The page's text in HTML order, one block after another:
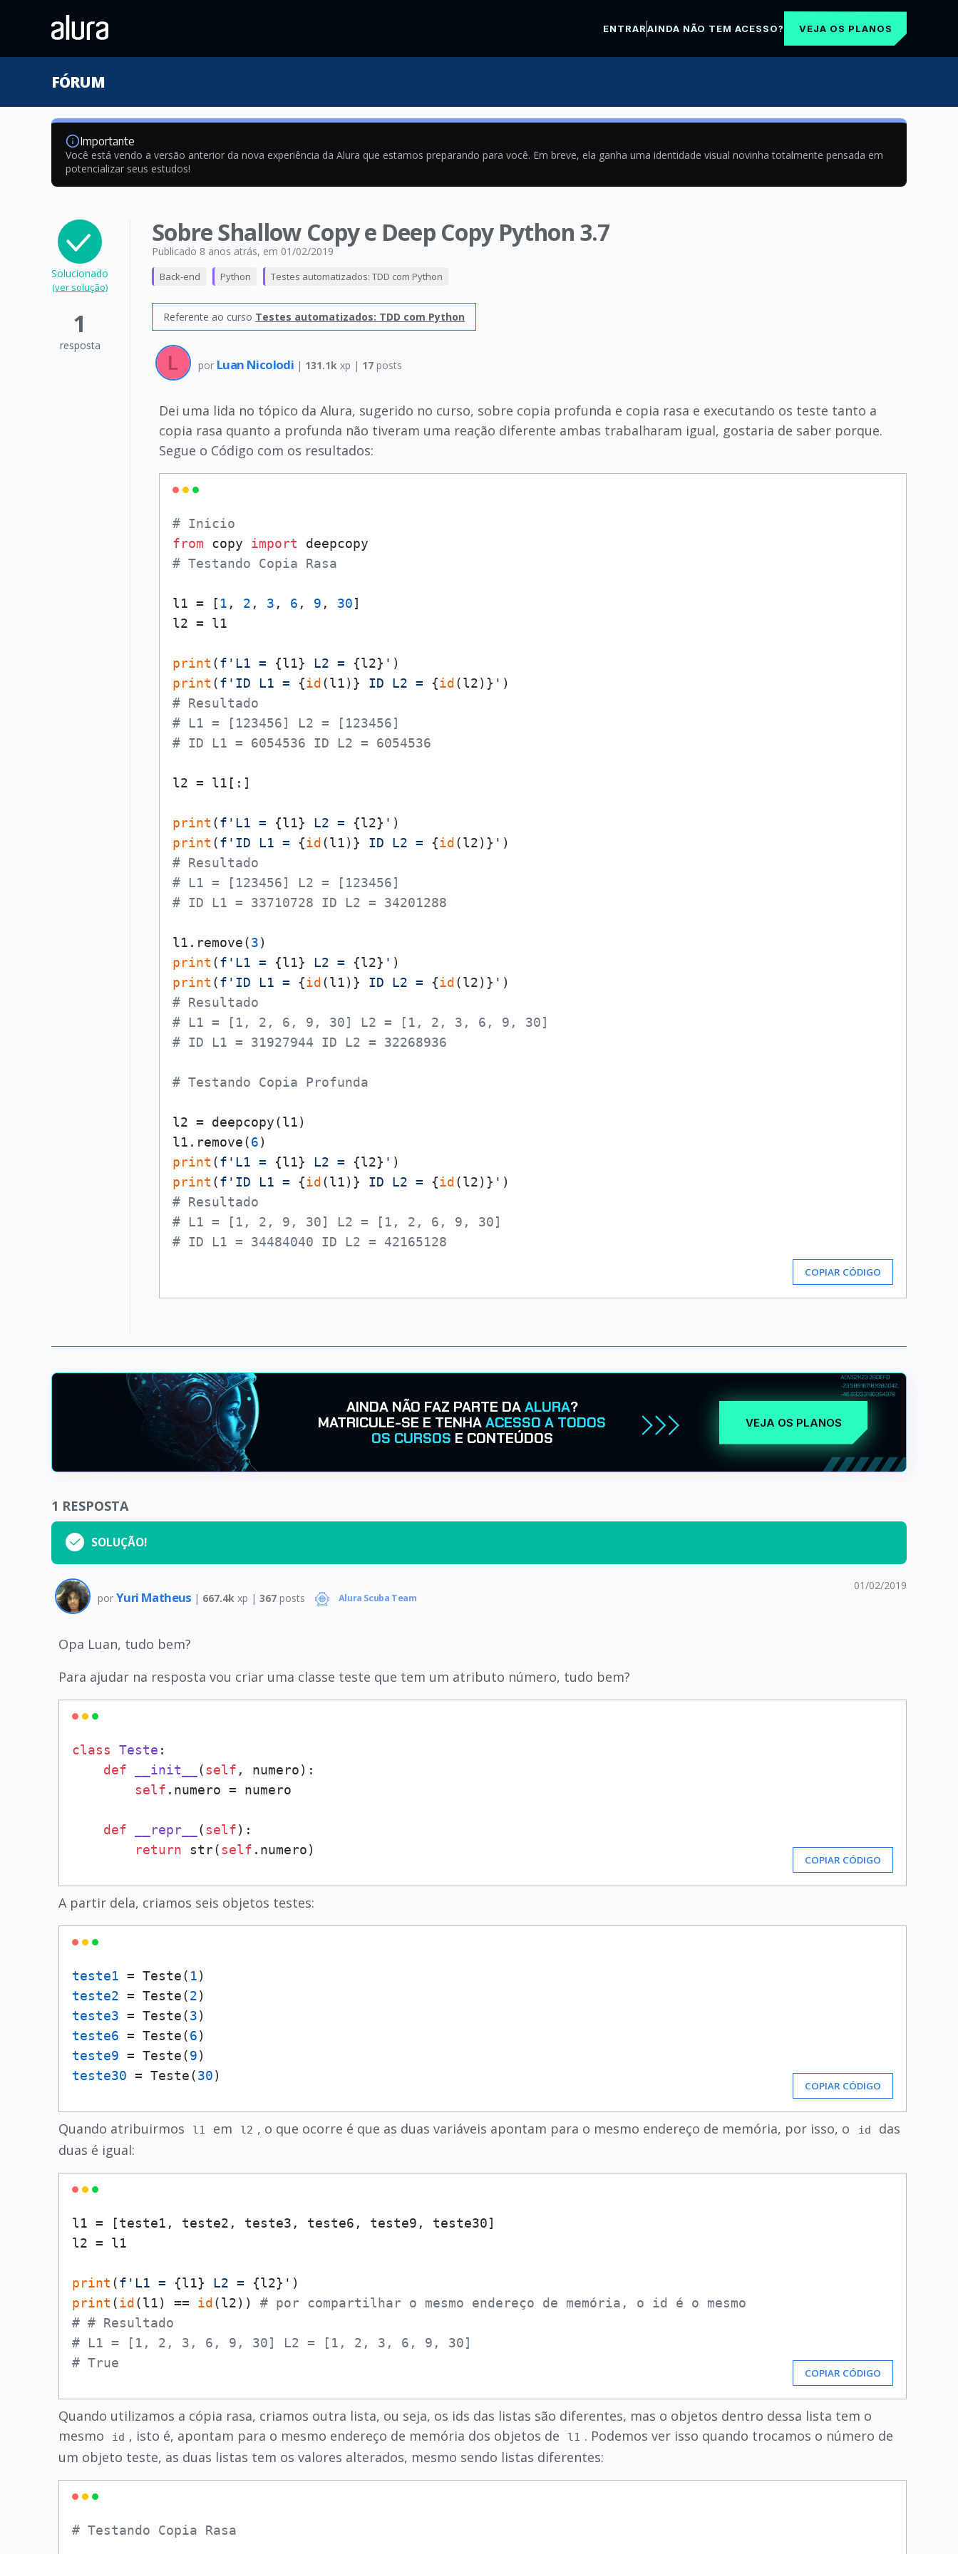
ENTRARAINDA NÃO TEM ACESSO? VEJA OS PLANOS
FÓRUM
Importante
Você está vendo a versão anterior da nova experiência da Alura que estamos preparando para você. Em breve, ela ganha uma identidade visual novinha totalmente pensada em
potencializar seus estudos!
Solucionado
(ver solução)
1
resposta
Sobre Shallow Copy e Deep Copy Python 3.7
Publicado 8 anos atrás, em 01/02/2019
Back-end Python Testes automatizados: TDD com Python
Referente ao curso Testes automatizados: TDD com Python
por Luan Nicolodi | 131.1k xp | 17posts
Dei uma lida no tópico da Alura, sugerido no curso, sobre copia profunda e copia rasa e executando os teste tanto a
copia rasa quanto a profunda não tiveram uma reação diferente ambas trabalharam igual, gostaria de saber porque.
Segue o Código com os resultados:
# Inicio
from copy import
# Testando Copia Rasa
l1 = [ 1 , 2 , 3 , 6 , 9 , 30]
l2 = l1
print (f'L1 = {l1} L2 = {l2} '
print (f'ID L1 = {id (l1)} ID L2 = {id (l2)} '
# Resultado
# L1 = [123456] L2 = [123456]
# ID L1 = 6054536 ID L2 = 6054536
l2 = l1[:]
print (f'L1 = {l1} L2 = {l2} '
print (f'ID L1 = {id (l1)} ID L2 = {id (l2)} '
# Resultado
# L1 = [123456] L2 = [123456]
# ID L1 = 33710728 ID L2 = 34201288
l1.remove(3
print (f'L1 = {l1} L2 = {l2} '
print (f'ID L1 = {id (l1)} ID L2 = {id (l2)} '
# Resultado
# L1 = [1, 2, 6, 9, 30] L2 = [1, 2, 3, 6, 9, 30]
# ID L1 = 31927944 ID L2 = 32268936
# Testando Copia Profunda
l2 = deepcopy(l1)
l1.remove(6
print (f'L1 = {l1} L2 = {l2} '
print (f'ID L1 = {id (l1)} ID L2 = {id (l2)} '
# Resultado
# L1 = [1, 2, 9, 30] L2 = [1, 2, 6, 9, 30]
# ID L1 = 34484040 ID L2 = 42165128
COPIAR CÓDIGO
AINDA NÃO FAZ PARTE DAALURA?
MATRICULE-SE E TENHAACESSO A TODOS
OS CURSOS E CONTEÚDOS
VEJA OS PLANOS
1 RESPOSTA
SOLUÇÃO!
por Yuri Matheus | 667.4k xp |367 posts Alura Scuba Team
01/02/2019
Opa Luan, tudo bem?
Para ajudar na resposta vou criar uma classe teste que tem um atributo número, tudo bem?
class Teste :
def
__init__ (self , numero):
self .numero = numero
def __repr__ (self):
return str(self .numero)
COPIAR CÓDIGO
A partir dela, criamos seis objetos testes:
teste1 = Teste( 1
teste2 = Teste(2
teste3 = Teste(3
teste6 = Teste(6
teste9 = Teste(9
teste30 = Teste(30)
COPIAR CÓDIGO
Quando atribuirmos l1 em l2 , o que ocorre é que as duas variáveis apontam para o mesmo endereço de memória, por isso, o id
das
duas é igual:
l1 = [teste1, teste2, teste3, teste6, teste9, teste30]
l2 = l1
print (f'L1 = {l1} L2 = {l2} '
print (id (l1) == id (l2)) # por compartilhar o mesmo endereço de memória, o id é o mesmo
# # Resultado
# L1 = [1, 2, 3, 6, 9, 30] L2 = [1, 2, 3, 6, 9, 30]
# True
COPIAR CÓDIGO
Quando utilizamos a cópia rasa, criamos outra lista, ou seja, os ids das listas são diferentes, mas o objetos dentro dessa lista tem o
mesmo
id , isto é, apontam para o mesmo endereço de memória dos objetos de l1 . Podemos ver isso quando trocamos o número de
um objeto teste, as duas listas tem os valores alterados, mesmo sendo listas diferentes:
# Testando Copia Rasa